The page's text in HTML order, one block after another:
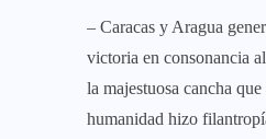
– Caracas y Aragua
victoria en consonancia
la majestuosa cancha
humanidad hizo